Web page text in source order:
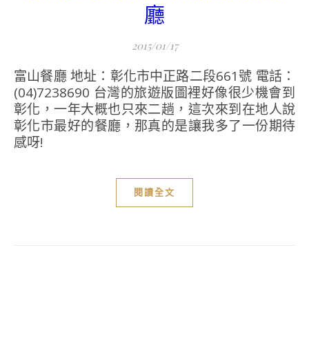
廳
2015/01/17
富山餐廳 地址：彰化市中正路二段661號 電話：
(04)7238690 台灣的旅遊版圖裡好像很少機會到
彰化，一年大概也只來二趟，這次來到在地人說
彰化市最好的餐廳，那真的是讓我多了一份期待
感呀!
閱讀全文